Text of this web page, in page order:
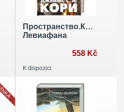
Левиафана
558 Kč
K dispozici